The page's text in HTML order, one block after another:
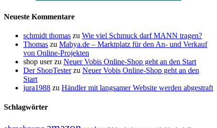
Neueste Kommentare
schmidt thomas zu Wie viel Schmuck darf MANN tragen?
Thomas zu Mabya.de – Marktplatz für den An- und Verkauf
von Online-Projekten
shop userzu Neuer Vobis Online-Shop geht an den Start
Der ShopTesterzu Neuer Vobis Online-Shop geht an den
Start
jura1988 zu Händler mit langsamer Website werden abgestraft
Schlagwörter